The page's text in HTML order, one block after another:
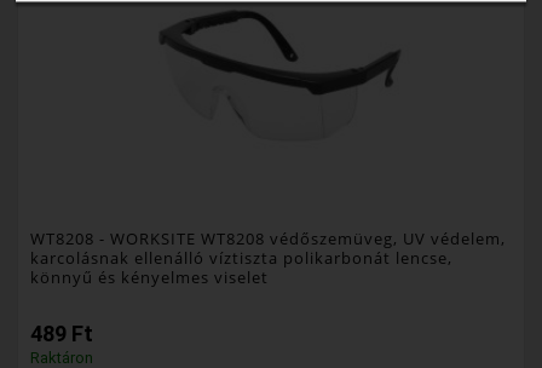
WT8208 - WORKSITE WT8208 védőszemüveg, UV védelem,
karcolásnak ellenálló víztiszta polikarbonát lencse,
könnyű és kényelmes viselet
489 Ft
Raktáron